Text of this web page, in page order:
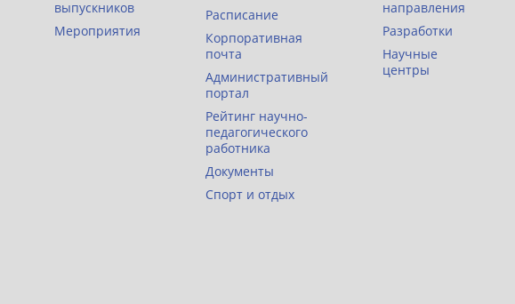
выпускников
Мероприятия
Расписание
Корпоративная
почта
Административный
портал
Рейтинг научно-
педагогического
работника
Документы
Спорт и отдых
направления
Разработки
Научные
центры